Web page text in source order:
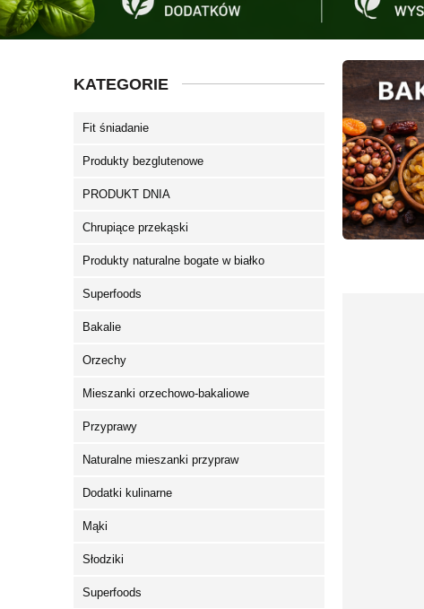
KATEGORIE
Fit śniadanie
Produkty bezglutenowe
PRODUKT DNIA
Chrupiące przekąski
Produkty naturalne bogate w białko
Superfoods
Bakalie
Orzechy
Mieszanki orzechowo-bakaliowe
Przyprawy
Naturalne mieszanki przypraw
Dodatki kulinarne
Mąki
Słodziki
Superfoods